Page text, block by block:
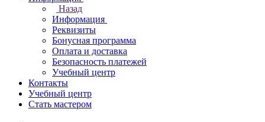
Назад
Информация
Реквизиты
Бонусная программа
Оплата и доставка
Безопасность платежей
Учебный центр
Контакты
Учебный центр
Стать мастером